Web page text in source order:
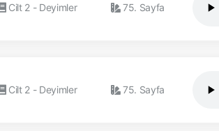
Cilt 2 - Deyimler 75. Sayfa
Cilt 2 - Deyimler 75. Sayfa